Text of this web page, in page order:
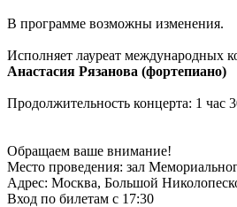
В программе возможны изменения.
Исполняет лауреат международных
Анастасия Рязанова (фортепиано)
Продолжительность концерта: 1 час
Обращаем ваше внимание!
Место проведения: зал
Адрес: Москва, Большой
Вход по билетам с 17:30